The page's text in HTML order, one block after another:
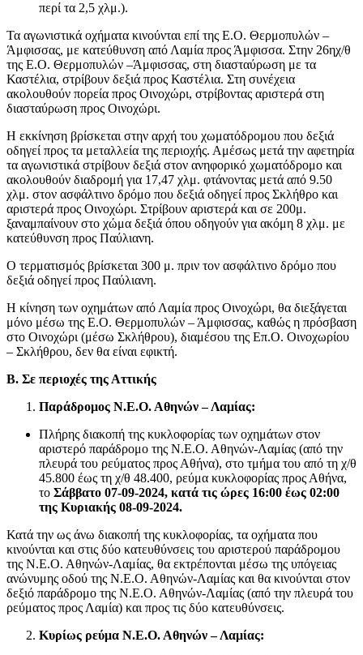
περί τα 2,5 χλμ.).
Τα αγωνιστικά οχήματα κινούνται επί της Ε.Ο. Θερμοπυλών –
Άμφισσας, με κατεύθυνση από Λαμία προς Άμφισσα. Στην 26ηχ/θ
της Ε.Ο. Θερμοπυλών –Άμφισσας, στη διασταύρωση με τα
Καστέλια, στρίβουν δεξιά προς Καστέλια. Στη συνέχεια
ακολουθούν πορεία προς Οινοχώρι, στρίβοντας αριστερά στη
διασταύρωση προς Οινοχώρι.
Η εκκίνηση βρίσκεται στην αρχή του χωματόδρομου που δεξιά
οδηγεί προς τα μεταλλεία της περιοχής. Αμέσως μετά την αφετηρία
τα αγωνιστικά στρίβουν δεξιά στον ανηφορικό χωματόδρομο και
ακολουθούν διαδρομή για 17,47 χλμ. φτάνοντας μετά από 9.50
χλμ. στον ασφάλτινο δρόμο που δεξιά οδηγεί προς Σκλήθρο και
αριστερά προς Οινοχώρι. Στρίβουν αριστερά και σε 200μ.
ξαναμπαίνουν στο χώμα δεξιά όπου οδηγούν για ακόμη 8 χλμ. με
κατεύθυνση προς Παύλιανη.
Ο τερματισμός βρίσκεται 300 μ. πριν τον ασφάλτινο δρόμο που
δεξιά οδηγεί προς Παύλιανη.
Η κίνηση των οχημάτων από Λαμία προς Οινοχώρι, θα διεξάγεται
μόνο μέσω της Ε.Ο. Θερμοπυλών – Άμφισσας, καθώς η πρόσβαση
στο Οινοχώρι (μέσω Σκλήθρου), διαμέσου της Επ.Ο. Οινοχωρίου
– Σκλήθρου, δεν θα είναι εφικτή.
Β. Σε περιοχές της Αττικής
Παράδρομος Ν.Ε.Ο. Αθηνών – Λαμίας:
Πλήρης διακοπή της κυκλοφορίας των οχημάτων στον
αριστερό παράδρομο της Ν.Ε.Ο. Αθηνών-Λαμίας (από την
πλευρά του ρεύματος προς Αθήνα), στο τμήμα του από τη χ/θ
45.800 έως τη χ/θ 48.400, ρεύμα κυκλοφορίας προς Αθήνα,
το Σάββατο 07-09-2024, κατά τις ώρες 16:00 έως 02:00
της Κυριακής 08-09-2024.
Κατά την ως άνω διακοπή της κυκλοφορίας, τα οχήματα που
κινούνται και στις δύο κατευθύνσεις του αριστερού παράδρομου
της Ν.Ε.Ο. Αθηνών-Λαμίας, θα εκτρέπονται μέσω της υπόγειας
ανώνυμης οδού της Ν.Ε.Ο. Αθηνών-Λαμίας και θα κινούνται στον
δεξιό παράδρομο της Ν.Ε.Ο. Αθηνών-Λαμίας (από την πλευρά του
ρεύματος προς Λαμία) και προς τις δύο κατευθύνσεις.
Κυρίως ρεύμα Ν.Ε.Ο. Αθηνών – Λαμίας: